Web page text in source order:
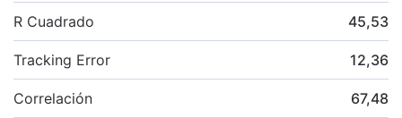
R Cuadrado 45,53
Tracking Error 12,36
Correlación 67,48